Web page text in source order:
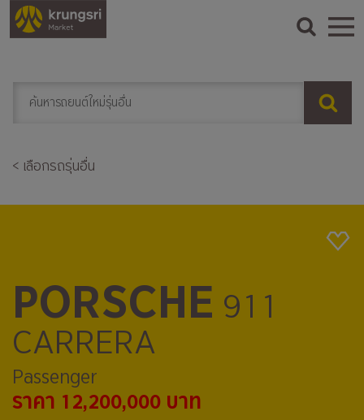
< เลือกรถรุ่นอื่น
PORSCHE 911
CARRERA
Passenger
ราคา 12,200,000 บาท